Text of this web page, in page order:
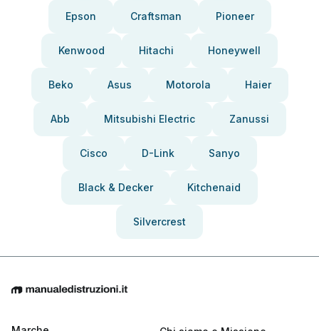
Epson Craftsman Pioneer
Kenwood Hitachi Honeywell
Beko Asus Motorola Haier
Abb Mitsubishi Electric Zanussi
Cisco D-Link Sanyo
Black & Decker Kitchenaid
Silvercrest